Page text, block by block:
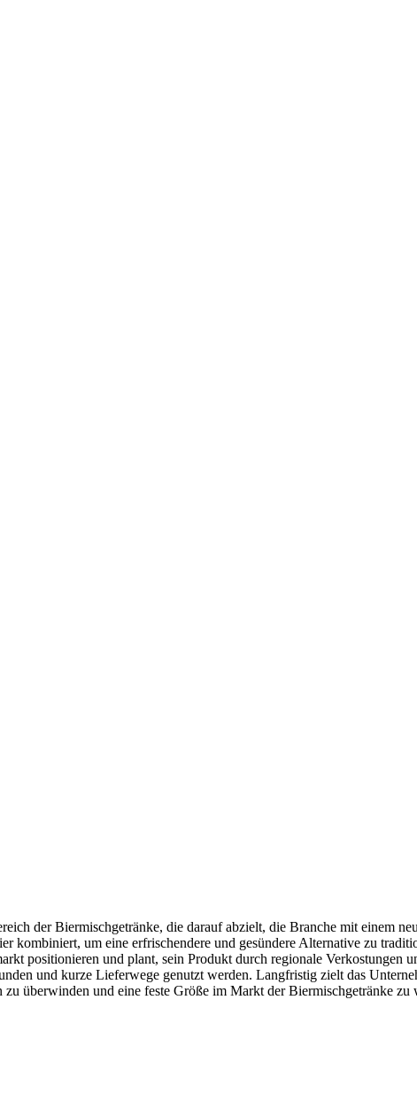
der Biermischgetränke, die darauf abzielt, die Branche mit einem
kombiniert, um eine erfrischendere und gesündere Alternative zu
positionieren und plant, sein Produkt durch regionale Verkostungen
und kurze Lieferwege genutzt werden. Langfristig zielt das
überwinden und eine feste Größe im Markt der Biermischgetränke zu